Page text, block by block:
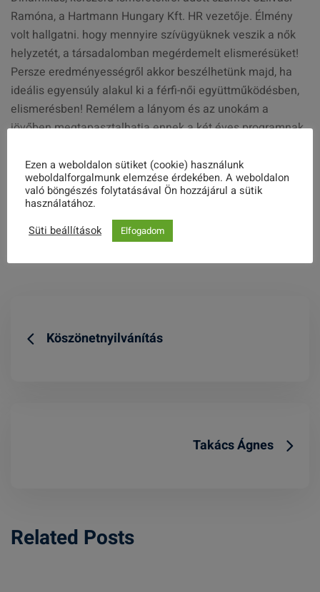
Ramóna, a Hartmann Hungary Kft. HR vezetője. Élmény
volt hallgatni. hogy mennyire szívügyüknek veszik a nők
helyzetét, a társadalomban megérdemelt elismerésüket!
Persze eredményességről akkor beszélhetünk majd, ha
ideális egyensúly alakul ki a férfi-női együttműködésben,
elismerésben! Remélem a lányom és az unokám a
jövőben megtapasztalhatja ennek a két éves programnak,
vehettem , betekintést nyerhettem a kutatómunkába!
Szerencsés lenne, ha folytatódhatna!
Köszönetnyilvánítás
Takács Ágnes
Related Posts
Ezen a weboldalon sütiket (cookie) használunk
weboldalforgalmunk elemzése érdekében. A weboldalon
való böngészés folytatásával Ön hozzájárul a sütik
használatához.
Süti beállítások
Elfogadom